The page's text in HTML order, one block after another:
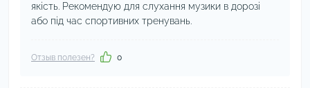
якість. Рекомендую для слухання музики в дорозі
або під час спортивних тренувань.
Отзыв полезен? 0